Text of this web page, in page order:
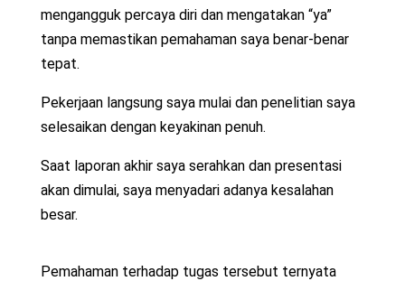
mengangguk percaya diri dan mengatakan “ya”
tanpa memastikan pemahaman saya benar-benar
tepat.
Pekerjaan langsung saya mulai dan penelitian saya
selesaikan dengan keyakinan penuh.
Saat laporan akhir saya serahkan dan presentasi
akan dimulai, saya menyadari adanya kesalahan
besar.
Pemahaman terhadap tugas tersebut ternyata